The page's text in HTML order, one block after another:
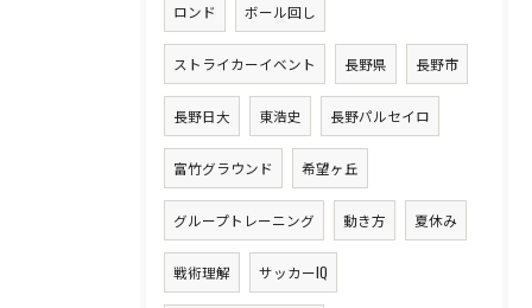
ロンド ボール回し
ストライカーイベント 長野県 長野市
長野日大 東浩史 長野パルセイロ
富竹グラウンド 希望ヶ丘
グループトレーニング 動き方 夏休み
戦術理解 サッカーIQ